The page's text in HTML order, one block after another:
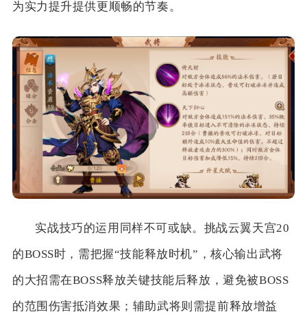
为实力提升提供更顺畅的节奏。
实战技巧的运用同样不可或缺。挑战云翼天宫20
的BOSS时，需把握“技能释放时机”，核心输出武将
的大招需在BOSS释放关键技能后释放，避免被BOSS
的范围伤害抵消效果；辅助武将则需提前释放增益